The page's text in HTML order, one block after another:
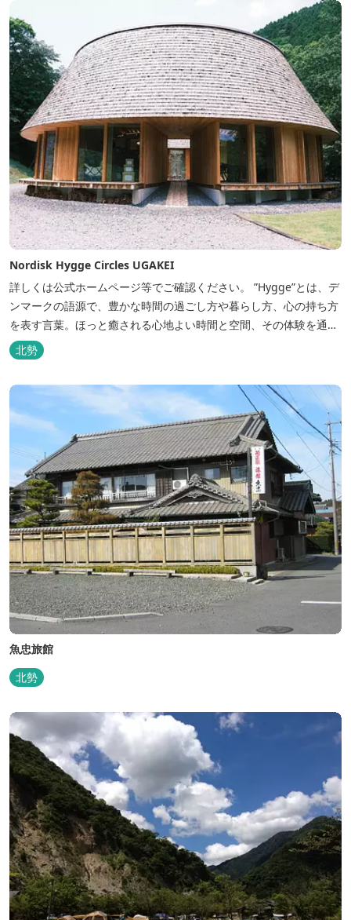
Nordisk Hygge Circles UGAKEI
詳しくは公式ホームページ等でご確認ください。 ”Hygge”とは、デ
ンマークの語源で、豊かな時間の過ごし方や暮らし方、心の持ち方
を表す言葉。ほっと癒される心地よい時間と空間、その体験を通し
て得られる幸福感のことです。 デンマーク発のアウトドアブランド
「Nordisk（ノルディスク）」と三重県いなべ市が連携して手がけ
北勢
魚忠旅館
北勢